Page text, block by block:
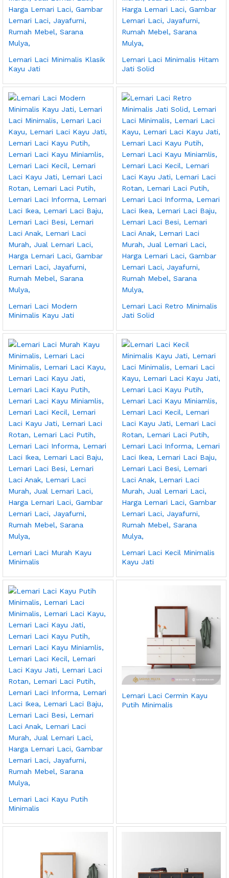
Lemari Laci Minimalis Klasik
Kayu Jati
Lemari Laci Minimalis Hitam
Jati Solid
Lemari Laci Modern
Minimalis Kayu Jati
Lemari Laci Retro Minimalis
Jati Solid
Lemari Laci Murah Kayu
Minimalis
Lemari Laci Kecil Minimalis
Kayu Jati
Lemari Laci Kayu Putih
Minimalis
Lemari Laci Cermin Kayu
Putih Minimalis